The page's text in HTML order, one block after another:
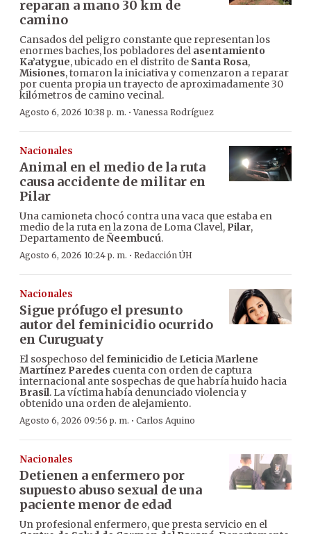
reparan a mano 30 km de
camino
Cansados del peligro constante que representan los
enormes baches, los pobladores del asentamiento
Ka’atygue, ubicado en el distrito de Santa Rosa,
Misiones, tomaron la iniciativa y comenzaron a reparar
por cuenta propia un trayecto de aproximadamente 30
kilómetros de camino vecinal.
Agosto 6, 2026 10:38 p. m. ·Vanessa Rodríguez
Nacionales
Animal en el medio de la ruta
causa accidente de militar en
Pilar
Una camioneta chocó contra una vaca que estaba en
medio de la ruta en la zona de Loma Clavel, Pilar,
Departamento deÑeembucú.
Agosto 6, 2026 10:24 p. m. · Redacción ÚH
Nacionales
Sigue prófugo el presunto
autor del feminicidio ocurrido
en Curuguaty
El sospechoso delfeminicidio de Leticia Marlene
Martínez Paredes cuenta con orden de captura
internacional ante sospechas de que habría huido hacia
Brasil. La víctima había denunciado violencia y
obtenido una orden de alejamiento.
Agosto 6, 2026 09:56 p. m. · Carlos Aquino
Nacionales
Detienen a enfermero por
supuesto abuso sexual de una
paciente menor de edad
Un profesional enfermero, que presta servicio en el